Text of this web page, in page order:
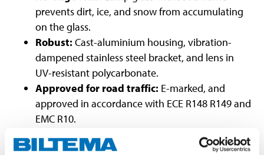
prevents dirt, ice, and snow from accumulating
on the glass.
Robust: Cast-aluminium housing, vibration-
dampened stainless steel bracket, and lens in
UV-resistant polycarbonate.
Approved for road traffic: E-marked, and
approved in accordance with ECE R148 R149 and
EMC R10.
Deutsch DT3 male connector on
the lamp and loose connection cable with DT3